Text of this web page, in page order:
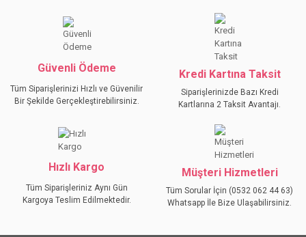
Ürün fiyatı diğer sitelerden daha pahalı.
Bu ürüne benzer farklı alternatifler olmalı.
Güvenli Ödeme
Tüm Siparişlerinizi Hızlı ve Güvenilir
Bir Şekilde Gerçekleştirebilirsiniz.
Kredi Kartına Taksit
Siparişlerinizde Bazı Kredi
Kartlarına 2 Taksit Avantajı.
Hızlı Kargo
Tüm Siparişleriniz Aynı Gün
Kargoya Teslim Edilmektedir.
Müşteri Hizmetleri
Tüm Sorular İçin (0532 062 44 63)
Whatsapp İle Bize Ulaşabilirsiniz.